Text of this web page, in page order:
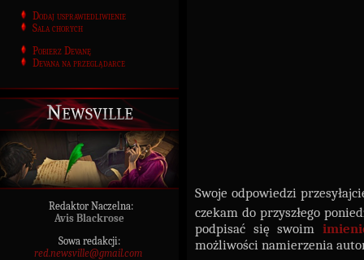
Dodaj usprawiedliwienie
Sala chorych
Pobierz Devanę
Devana na przeglądarce
Newsville
Redaktor Naczelna:
Avis Blackrose
Sowa redakcji:
red.newsville@gmail.com
Swoje odpowiedzi
czekam do przyszłego
podpisać się swoim
możliwości namierzenia